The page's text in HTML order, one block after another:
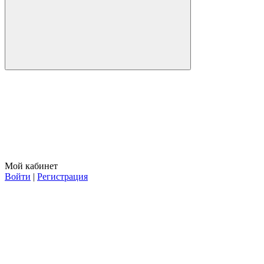
Мой кабинет
Войти | Регистрация